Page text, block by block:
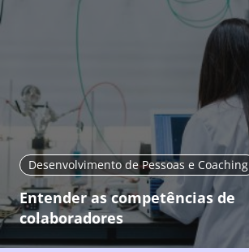
Desenvolvimento de Pessoas e Coaching
Entender as competências de
colaboradores